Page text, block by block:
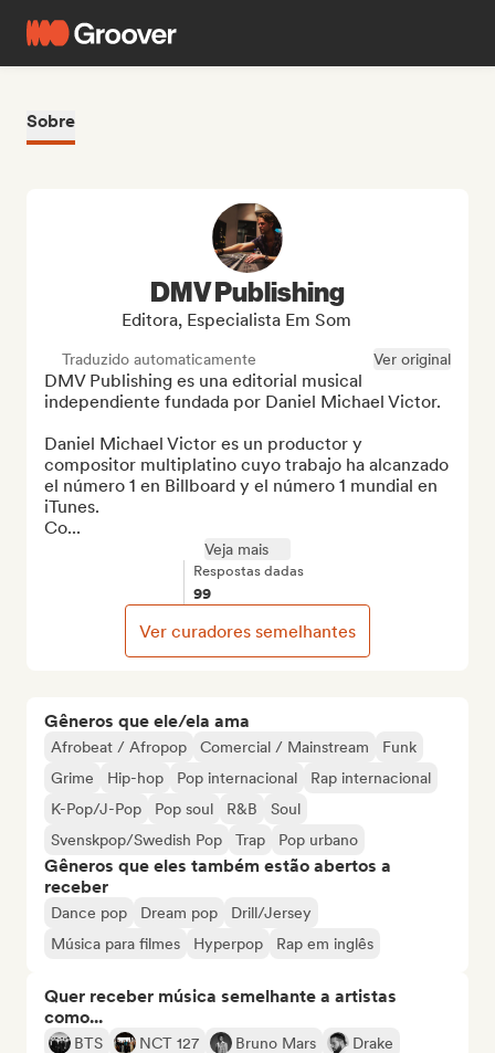
Sobre
Gêneros que ele/ela ama
Afrobeat / Afropop Comercial / Mainstream
Funk
Grime
Hip-hop Pop internacional
Rap internacional
K-Pop/J-Pop
Pop soul R&B
Soul
Svenskpop/Swedish Pop
Trap Pop urbano
Gêneros que eles também estão abertos a
receber
Dance pop Dream pop
Drill/Jersey
Música para filmes
Hyperpop Rap em inglês
Quer receber música semelhante a artistas
como...
BTS NCT 127 Bruno Mars
Drake
DMV Publishing
Editora, Especialista Em Som
Traduzido automaticamente Ver original
DMV Publishing es una editorial musical
independiente fundada por Daniel Michael Victor.
Daniel Michael Victor es un productor y
compositor multiplatino cuyo trabajo ha alcanzado
el número 1 en Billboard y el número 1 mundial en
iTunes.
Co...
Veja mais
Respostas dadas
99
Ver curadores semelhantes